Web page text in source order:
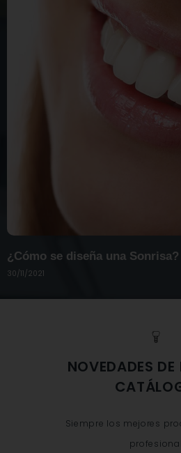
¿Cómo se diseña una Sonrisa?
30/11/2021
NOVEDADES DE
Siempre los mejores
profesional